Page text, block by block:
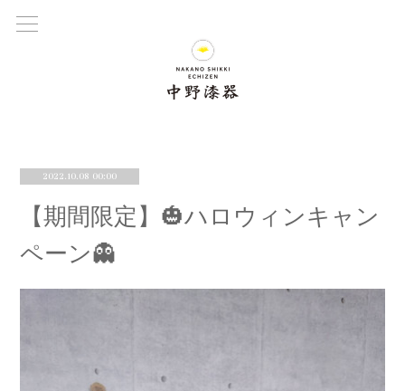
2022.10.08 00:00
【期間限定】🎃ハロウィンキャン
ペーン👻